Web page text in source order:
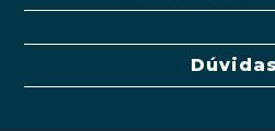
Dúvidas